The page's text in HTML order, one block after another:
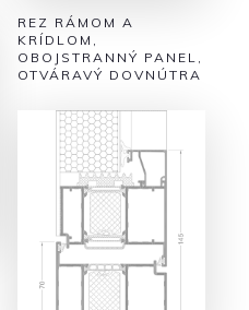
REZ RÁMOM A
KRÍDLOM,
OBOJSTRANNÝ PANEL,
OTVÁRAVÝ DOVNÚTRA